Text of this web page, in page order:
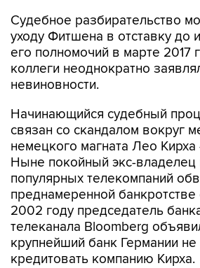
Судебное разбирательство
уходу Фитшена в отставку до
его полномочий в марте 2017
коллеги неоднократно
невиновности.
Начинающийся судебный
связан со скандалом вокруг
немецкого магната Лео Кирха
Ныне покойный экс-владелец
популярных телекомпаний
преднамеренной
2002 году председатель
телеканала Bloomberg
крупнейший банк Германии не
кредитовать компанию Кирха.